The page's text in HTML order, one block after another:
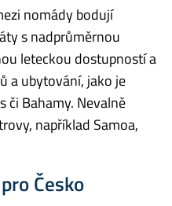
nomády bodují
s nadprůměrnou
leteckou dostupností a
a ubytování, jako je
či Bahamy. Nevalně
například Samoa,
Česko